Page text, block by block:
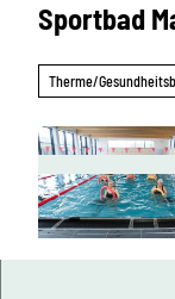
Sportbad
Therme/